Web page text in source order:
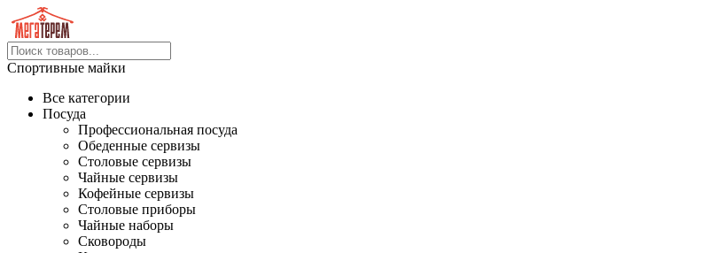
Спортивные майки
Все категории
Посуда
Профессиональная посуда
Обеденные сервизы
Столовые сервизы
Чайные сервизы
Кофейные сервизы
Столовые приборы
Чайные наборы
Сковороды